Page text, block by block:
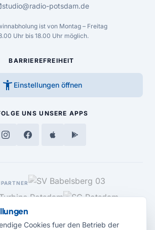
studio@radio-potsdam.de
ist von Montag – Freitag
Uhr bis 18.00 Uhr möglich.
BARRIEREFREIHEIT
accessibility_new Einstellungen öffnen
UNS UNSERE APPS
Cookies fuer den Betrieb der